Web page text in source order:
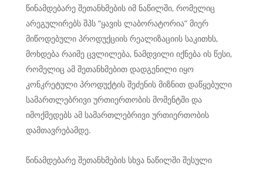
წინამდებარე შეთანხმების იმ ნაწილში, რომელიც
არეგულირებს შპს “ყავის ლაბორატორია” მიერ
მიწოდებული პროდუქციის რეალიზაციის საკითხს,
მოხდება რაიმე ცვლილება, ნამდვილი იქნება ის წესი,
რომელიც ამ შეთანხმებით დადგენილი იყო
კონკრეტული პროდუქტის შეძენის მიზნით დაწყებული
სამართლებრივი ურთიერთობის მომენტში და
იმოქმედებს ამ სამართლებრივი ურთიერთობის
დამთავრებამდე.
წინამდებარე შეთანხმების სხვა ნაწილში შესული